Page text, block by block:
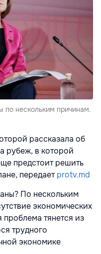
нескольким причинам.
рассказала об
рубеж, в которой
предстоит решить
передаетprotv.md
По нескольким
экономических
тянется из
трудного
экономике